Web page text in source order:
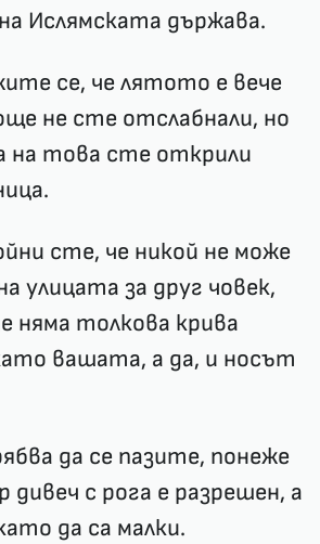
Ислямската държава.
се, че лятото е вече
не сте отслабнали, но
на това сте открили
сте, че никой не може
улицата за друг човек,
няма толкова крива
вашата, а да, и носът
да се пазите, понеже
дивеч с рога е разрешен, а
да са малки.